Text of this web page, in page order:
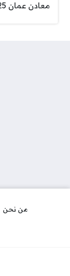
معادن عمان 2025
من نحن